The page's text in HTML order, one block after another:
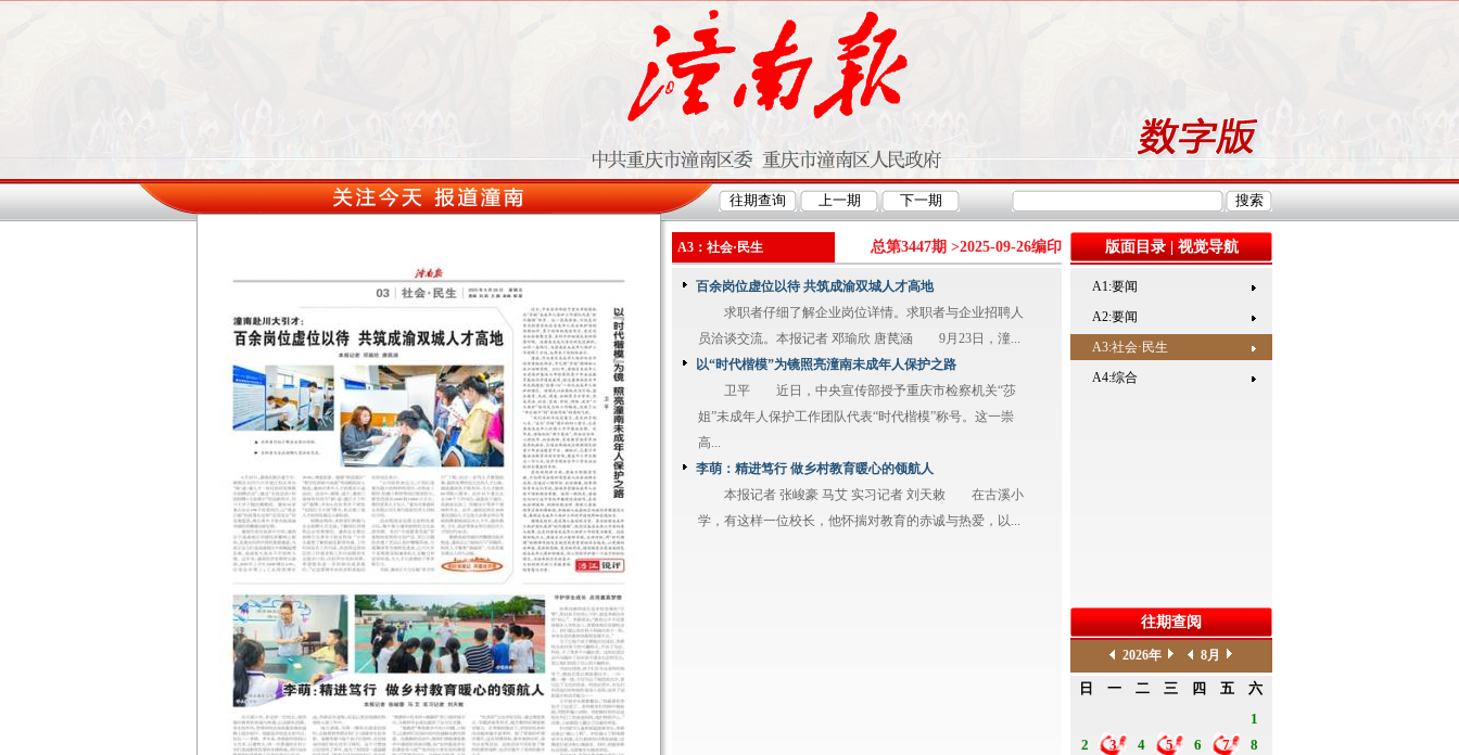
A3：社会·民生 总第3447期 >2025-09-26编印
百余岗位虚位以待 共筑成渝双城人才高地
求职者仔细了解企业岗位详情。求职者与企业招聘人
员洽谈交流。本报记者 邓瑜欣 唐苠涵 9月23日，潼...
以“时代楷模”为镜照亮潼南未成年人保护之路
卫平 近日，中央宣传部授予重庆市检察机关“莎
姐”未成年人保护工作团队代表“时代楷模”称号。这一崇
高...
李萌：精进笃行 做乡村教育暖心的领航人
本报记者 张峻豪 马艾 实习记者 刘天敕 在古溪小
学，有这样一位校长，他怀揣对教育的赤诚与热爱，以...
版面目录|视觉导航
A1:要闻
A2:要闻
A3:社会·民生
A4:综合
往期查阅